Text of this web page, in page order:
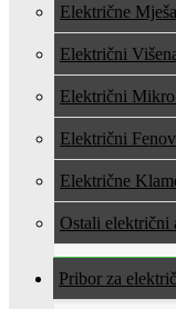
Električne
Električni
Električni
Električni
Električne
Ostali električni
Pribor za